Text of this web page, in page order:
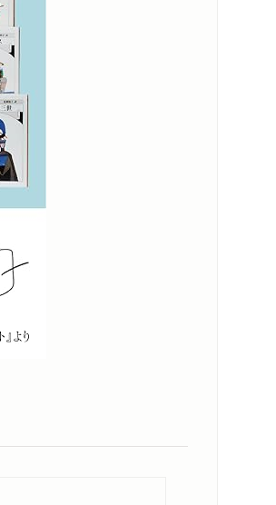
、個人では３人
33巻個人全訳の
さん」